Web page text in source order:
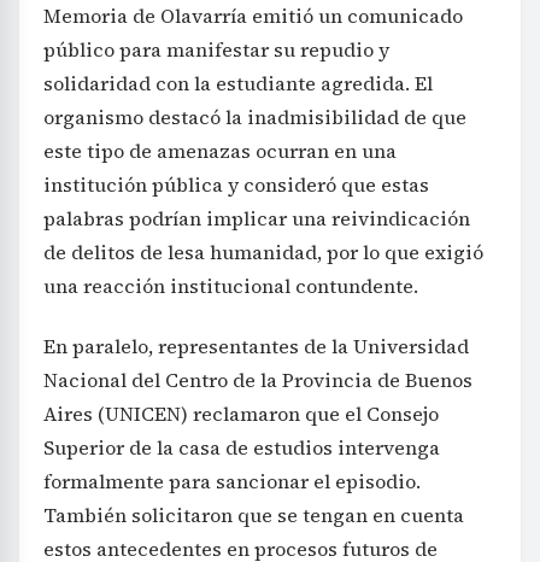
Memoria de Olavarría emitió un comunicado
público para manifestar su repudio y
solidaridad con la estudiante agredida. El
organismo destacó la inadmisibilidad de que
este tipo de amenazas ocurran en una
institución pública y consideró que estas
palabras podrían implicar una reivindicación
de delitos de lesa humanidad, por lo que exigió
una reacción institucional contundente.
En paralelo, representantes de la Universidad
Nacional del Centro de la Provincia de Buenos
Aires (UNICEN) reclamaron que el Consejo
Superior de la casa de estudios intervenga
formalmente para sancionar el episodio.
También solicitaron que se tengan en cuenta
estos antecedentes en procesos futuros de